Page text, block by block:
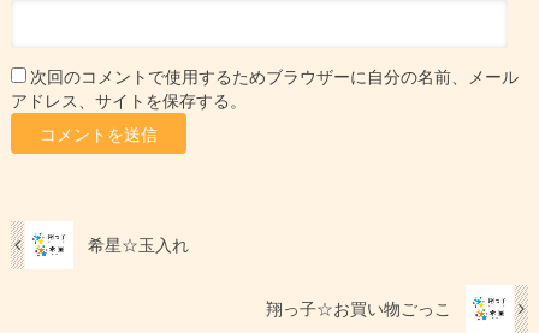
次回のコメントで使用するためブラウザーに自分の名前、メール
アドレス、サイトを保存する。
希星☆玉入れ
翔っ子☆お買い物ごっこ